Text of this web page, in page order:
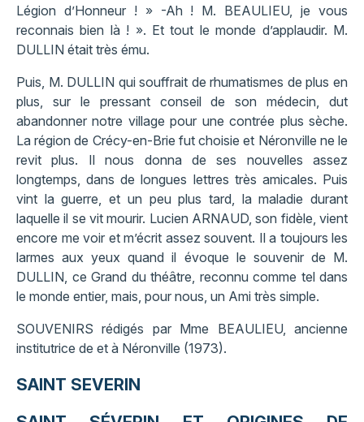
Légion d’Honneur ! » -Ah ! M. BEAULIEU, je vous
reconnais bien là ! ». Et tout le monde d’applaudir. M.
DULLIN était très ému.
Puis, M. DULLIN qui souffrait de rhumatismes de plus en
plus, sur le pressant conseil de son médecin, dut
abandonner notre village pour une contrée plus sèche.
La région de Crécy-en-Brie fut choisie et Néronville ne le
revit plus. Il nous donna de ses nouvelles assez
longtemps, dans de longues lettres très amicales. Puis
vint la guerre, et un peu plus tard, la maladie durant
laquelle il se vit mourir. Lucien ARNAUD, son fidèle, vient
encore me voir et m’écrit assez souvent. Il a toujours les
larmes aux yeux quand il évoque le souvenir de M.
DULLIN, ce Grand du théâtre, reconnu comme tel dans
le monde entier, mais, pour nous, un Ami très simple.
SOUVENIRS rédigés par Mme BEAULIEU, ancienne
institutrice de et à Néronville (1973).
SAINT SEVERIN